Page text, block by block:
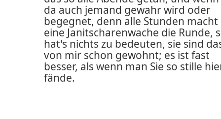
da auch jemand gewahr wird oder
begegnet, denn alle Stunden
eine Janitscharenwache die Runde,
hat's nichts zu bedeuten, sie sind
von mir schon gewohnt; es ist fast
besser, als wenn man Sie so stille
fände.